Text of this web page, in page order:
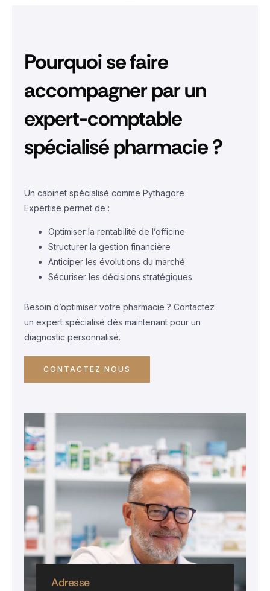
Adresse
Pourquoi se faire
accompagner par un
expert-comptable
spécialisé pharmacie ?
Un cabinet spécialisé comme Pythagore
Expertise permet de :
Optimiser la rentabilité de l’officine
Structurer la gestion financière
Anticiper les évolutions du marché
Sécuriser les décisions stratégiques
Besoin d’optimiser votre pharmacie ? Contactez
un expert spécialisé dès maintenant pour un
diagnostic personnalisé.
CONTACTEZ NOUS